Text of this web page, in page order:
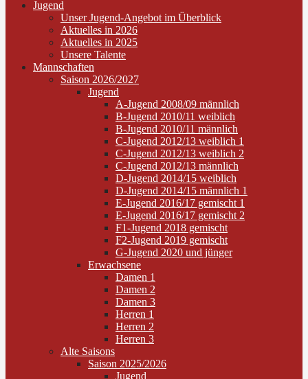
Jugend
Unser Jugend-Angebot im Überblick
Aktuelles in 2026
Aktuelles in 2025
Unsere Talente
Mannschaften
Saison 2026/2027
Jugend
A-Jugend 2008/09 männlich
B-Jugend 2010/11 weiblich
B-Jugend 2010/11 männlich
C-Jugend 2012/13 weiblich 1
C-Jugend 2012/13 weiblich 2
C-Jugend 2012/13 männlich
D-Jugend 2014/15 weiblich
D-Jugend 2014/15 männlich 1
E-Jugend 2016/17 gemischt 1
E-Jugend 2016/17 gemischt 2
F1-Jugend 2018 gemischt
F2-Jugend 2019 gemischt
G-Jugend 2020 und jünger
Erwachsene
Damen 1
Damen 2
Damen 3
Herren 1
Herren 2
Herren 3
Alte Saisons
Saison 2025/2026
Jugend